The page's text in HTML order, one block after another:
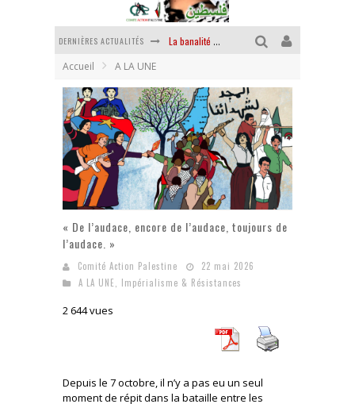
DERNIÈRES ACTUALITÉS La banalité du mal colonial
Chantage terroriste
La révolution ou rien
Des accords de paix sans le peuple et contre le peuple
La puissance américaine en peau de chagrin
Accueil A LA UNE
« De l’audace, encore de l’audace, toujours de
l’audace. »
Comité Action Palestine
22 mai 2026
A LA UNE
Impérialisme & Résistances
2 644 vues
Depuis le 7 octobre, il n’y a pas eu un seul
moment de répit dans la bataille entre les